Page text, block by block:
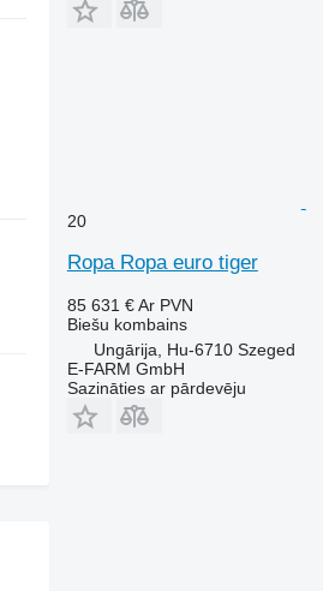
20
Ropa Ropa euro tiger
85 631 € Ar PVN
Biešu kombains
Ungārija, Hu-6710 Szeged
E-FARM GmbH
Sazināties ar pārdevēju